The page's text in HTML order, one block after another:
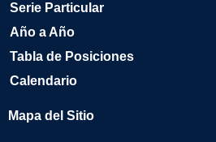
Serie Particular
Año a Año
Tabla de Posiciones
Calendario
Mapa del Sitio